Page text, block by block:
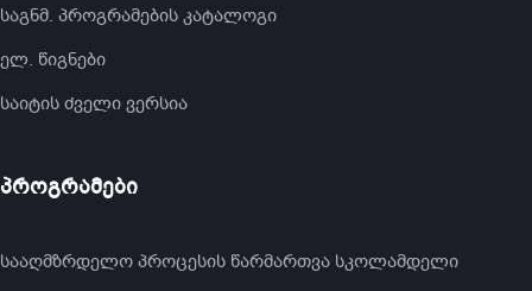
საგნმ. პროგრამების კატალოგი
ელ. წიგნები
საიტის ძველი ვერსია
პროგრამები
სააღმზრდელო პროცესის წარმართვა სკოლამდელი